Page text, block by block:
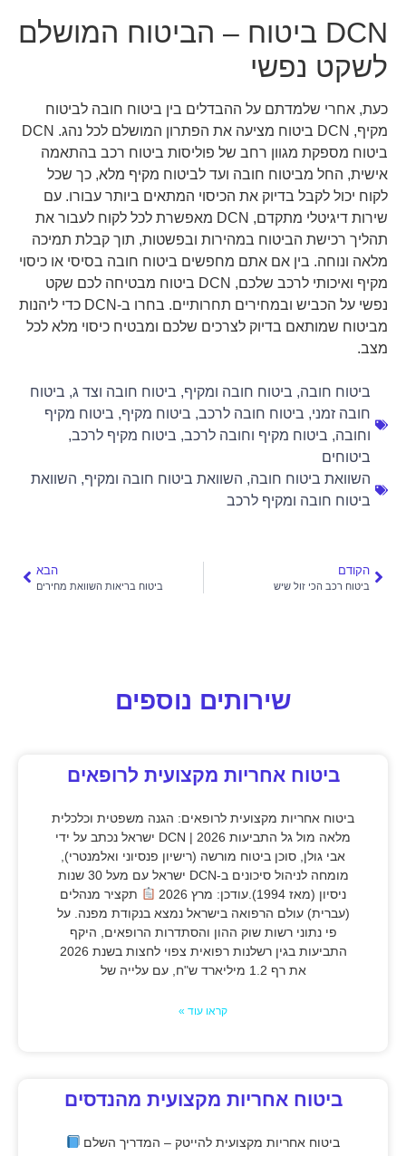
DCN ביטוח – הביטוח המושלם
לשקט נפשי
כעת, אחרי שלמדתם על ההבדלים בין ביטוח חובה לביטוח
מקיף, DCN ביטוח מציעה את הפתרון המושלם לכל נהג. DCN
ביטוח מספקת מגוון רחב של פוליסות ביטוח רכב בהתאמה
אישית, החל מביטוח חובה ועד לביטוח מקיף מלא, כך שכל
לקוח יכול לקבל בדיוק את הכיסוי המתאים ביותר עבורו. עם
שירות דיגיטלי מתקדם, DCN מאפשרת לכל לקוח לעבור את
תהליך רכישת הביטוח במהירות ובפשטות, תוך קבלת תמיכה
מלאה ונוחה. בין אם אתם מחפשים ביטוח חובה בסיסי או כיסוי
מקיף ואיכותי לרכב שלכם, DCN ביטוח מבטיחה לכם שקט
נפשי על הכביש ובמחירים תחרותיים. בחרו ב-DCN כדי ליהנות
מביטוח שמותאם בדיוק לצרכים שלכם ומבטיח כיסוי מלא לכל
מצב.
ביטוח חובה, ביטוח חובה ומקיף, ביטוח חובה וצד ג, ביטוח
חובה זמני, ביטוח חובה לרכב, ביטוח מקיף, ביטוח מקיף
וחובה, ביטוח מקיף וחובה לרכב, ביטוח מקיף לרכב,
ביטוחים
השוואת ביטוח חובה, השוואת ביטוח חובה ומקיף, השוואת
ביטוח חובה ומקיף לרכב
הקודם
ביטוח רכב הכי זול שיש
הבא
ביטוח בריאות השוואת מחירים
שירותים נוספים
ביטוח אחריות מקצועית לרופאים
ביטוח אחריות מקצועית לרופאים: הגנה משפטית וכלכלית
מלאה מול גל התביעות 2026 | DCN ישראל נכתב על ידי
אבי גולן, סוכן ביטוח מורשה (רישיון פנסיוני ואלמנטרי),
מומחה לניהול סיכונים ב-DCN ישראל עם מעל 30 שנות
ניסיון (מאז 1994).עודכן: מרץ 2026
תקציר מנהלים
(עברית) עולם הרפואה בישראל נמצא בנקודת מפנה. על
פי נתוני רשות שוק ההון והסתדרות הרופאים, היקף
התביעות בגין רשלנות רפואית צפוי לחצות בשנת 2026
את רף 1.2 מיליארד ש"ח, עם עלייה של
קראו עוד »
ביטוח אחריות מקצועית מהנדסים
ביטוח אחריות מקצועית להייטק – המדריך השלם